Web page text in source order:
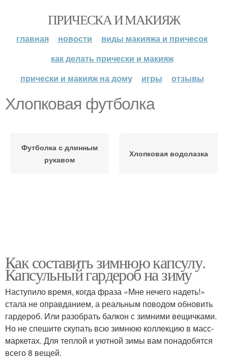
ПРИЧЕСКА И МАКИЯЖ
главная новости
виды макияжа и причесок
как делать прически и макияж
прически и макияж на дому
игры отзывы
Хлопковая футболка
Футболка с длинным
рукавом
Хлопковая водолазка
Как составить зимнюю капсулу.
Капсульный гардероб на зиму
Наступило время, когда фраза «Мне нечего надеть!»
стала не оправданием, а реальным поводом обновить
гардероб. Или разобрать балкон с зимними вещичками.
Но не спешите скупать всю зимнюю коллекцию в масс-
маркетах. Для теплой и уютной зимы вам понадобятся
всего 8 вещей.